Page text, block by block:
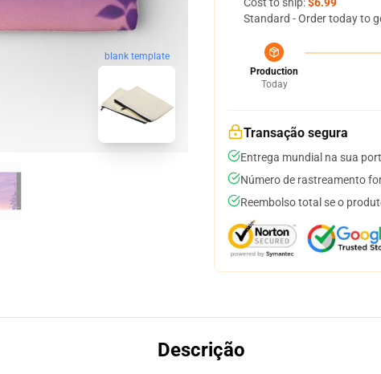
blank template
Standard - Order today to
Production
Today
Transação segura
Entrega mundial na sua
Número de rastreamento
Reembolso total se o
Descrição